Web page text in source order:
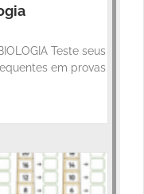
Teste seus
em provas